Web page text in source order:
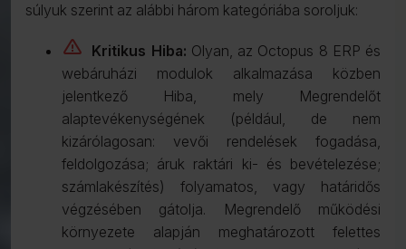
súlyuk szerint az alábbi három kategóriába soroljuk:
priority_1 Kritikus Hiba: Olyan, az Octopus 8 ERP és
webáruházi modulok alkalmazása közben
jelentkező Hiba, mely Megrendelőt
alaptevékenységének (például, de nem
kizárólagosan: vevői rendelések fogadása,
feldolgozása; áruk raktári ki- és bevételezése;
számlakészítés) folyamatos, vagy határidős
végzésében gátolja. Megrendelő működési
környezete alapján meghatározott felettes